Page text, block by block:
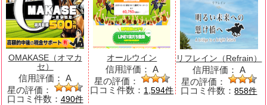
OMAKASE（オマカ
セ）
信用評価： A
星の評価：
口コミ件数： 490件
オールウイン
信用評価： A
星の評価：
口コミ件数： 1,594件
リフレイン（Refrain）
信用評価： A
星の評価：
口コミ件数：858件